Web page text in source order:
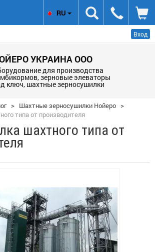
Вход
УКРАИНА ООО
для производства
зерновые элеваторы
ключ, шахтные зерносушилки
RU
> Шахтные зерносушилки Нойеро >
типа от производителя
шахтного типа от